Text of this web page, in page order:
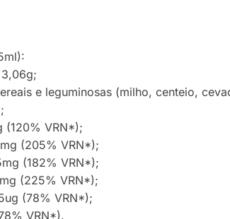
e leguminosas (milho, centeio,
(120% VRN*);
(205% VRN*);
(182% VRN*);
(225% VRN*);
(78% VRN*);
VRN*).